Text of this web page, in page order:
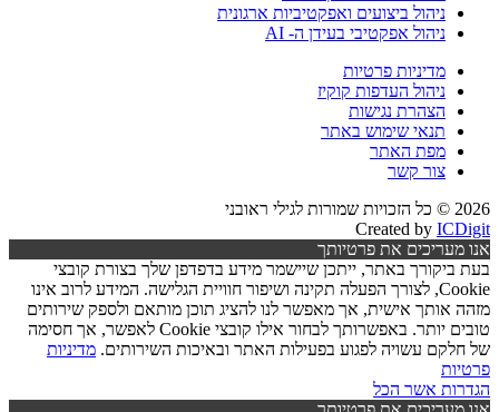
ניהול ביצועים ואפקטיביות ארגונית
ניהול אפקטיבי בעידן ה- AI
מדיניות פרטיות
ניהול העדפות קוקיז
הצהרת נגישות
תנאי שימוש באתר
מפת האתר
צור קשר
2026 © כל הזכויות שמורות לגילי ראובני
Created by ICDigit
אנו מעריכים את פרטיותך
בעת ביקורך באתר, ייתכן שיישמר מידע בדפדפן שלך בצורת קובצי
Cookie, לצורך הפעלה תקינה ושיפור חוויית הגלישה. המידע לרוב אינו
מזהה אותך אישית, אך מאפשר לנו להציג תוכן מותאם ולספק שירותים
טובים יותר. באפשרותך לבחור אילו קובצי Cookie לאפשר, אך חסימה
של חלקם עשויה לפגוע בפעילות האתר ובאיכות השירותים. מדיניות
פרטיות
הגדרות אשר הכל